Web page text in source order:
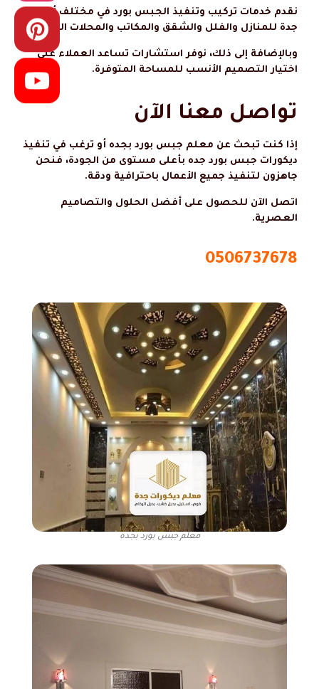
نقدم خدمات تركيب وتنفيذ الجبس بورد في مختلف أحياء
جدة للمنازل والفلل والشقق والمكاتب والمحلات التجارية.
وبالإضافة إلى ذلك، نوفر استشارات تساعد العملاء على
اختيار التصميم الأنسب للمساحة المتوفرة.
تواصل معنا الآن
إذا كنت تبحث عن معلم جبس بورد بجده أو ترغب في تنفيذ
ديكورات جبس بورد جده بأعلى مستوى من الجودة، فنحن
جاهزون لتنفيذ جميع الأعمال باحترافية ودقة.
اتصل الآن للحصول على أفضل الحلول والتصاميم
العصرية.
0506737678
معلم جبس بورد بجده